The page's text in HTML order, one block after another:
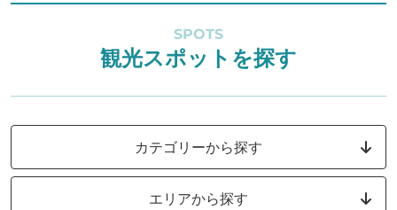
SPOTS
観光スポットを探す
カテゴリーから探す
エリアから探す